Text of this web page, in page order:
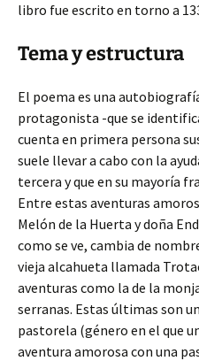
libro fue escrito en torno a
Tema y estructura
El poema es una
protagonista -que se
cuenta en primera persona
suele llevar a cabo con la
tercera y que en su mayoría
Entre estas aventuras
Melón de la Huerta y doña
como se ve, cambia de
vieja alcahueta llamada
aventuras como la de la
serranas. Estas últimas son
pastorela (género en el que
aventura amorosa con una